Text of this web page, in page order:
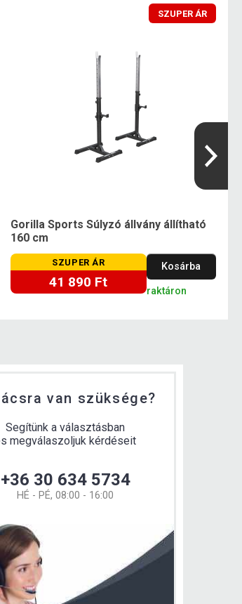
SZUPER ÁR
Gorilla Sports Súlyzó állvány állítható
160 cm
SZUPER ÁR
41 890 Ft
Kosárba
raktáron
van szüksége?
Segítünk a választásban
megválaszoljuk kérdéseit
+36 30 634 5734
HÉ - PÉ, 08:00 - 16:00